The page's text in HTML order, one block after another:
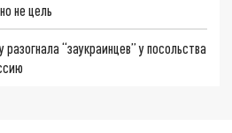
не цель
“заукраинцев” у посольства